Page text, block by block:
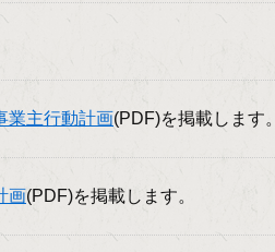
業主行動計画(PDF)を掲載します。
画(PDF)を掲載します。